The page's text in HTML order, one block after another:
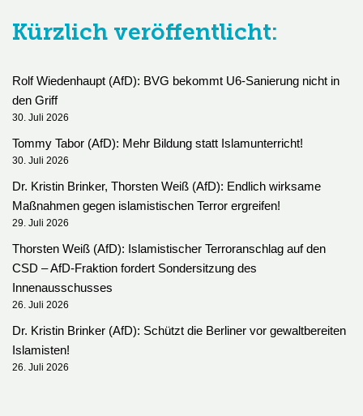
Kürzlich veröffentlicht:
Rolf Wiedenhaupt (AfD): BVG bekommt U6-Sanierung nicht in
den Griff
30. Juli 2026
Tommy Tabor (AfD): Mehr Bildung statt Islamunterricht!
30. Juli 2026
Dr. Kristin Brinker, Thorsten Weiß (AfD): Endlich wirksame
Maßnahmen gegen islamistischen Terror ergreifen!
29. Juli 2026
Thorsten Weiß (AfD): Islamistischer Terroranschlag auf den
CSD – AfD-Fraktion fordert Sondersitzung des
Innenausschusses
26. Juli 2026
Dr. Kristin Brinker (AfD): Schützt die Berliner vor gewaltbereiten
Islamisten!
26. Juli 2026